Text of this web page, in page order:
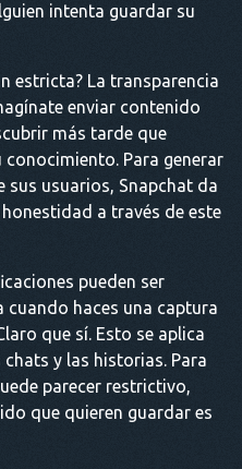
intenta guardar su
estricta? La transparencia
enviar contenido
más tarde que
Para generar
sus usuarios, Snapchat da
a través de este
pueden ser
cuando haces una captura
que sí. Esto se aplica
y las historias. Para
parecer restrictivo,
que quieren guardar es